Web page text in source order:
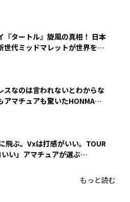
『タートル』旋風の真相！ 日本
世代ミッドマレットが世界を席
スなのは言われないとわからな
アマチュアも驚いたHONMA
飛ぶ。Vxは打感がいい。TOUR
い」アマチュアが選ぶ
もっと読む